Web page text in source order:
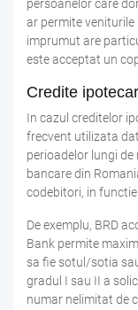
persoanelor care
ar permite veniturile
imprumut are
este acceptat un
Credite
In cazul creditelor
frecvent utilizata
perioadelor lungi
bancare din
codebitori, in
De exemplu, BRD
Bank permite
sa fie sotul/sotia
gradul I sau II a
numar nelimitat de